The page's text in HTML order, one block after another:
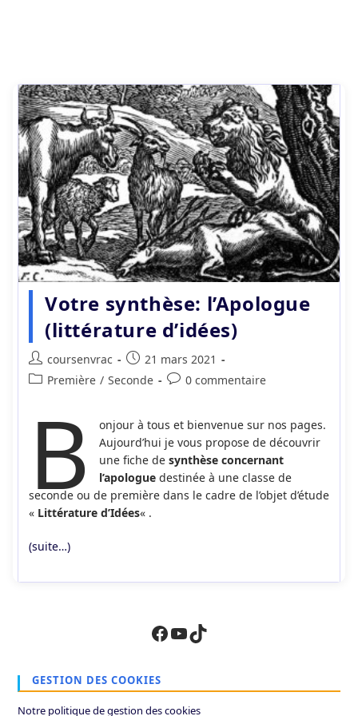
Votre synthèse: l’Apologue
(littérature d’idées)
Auteur/autrice
de
coursenvrac
Publication
publiée :
21 mars 2021
PostPremière / Seconde
Commentaires
publication :
0 commentaire
B
onjour à tous et bienvenue sur nos pages.
Aujourd’hui je vous propose de découvrir
une fiche de synthèse concernant
l’apologuedestinée à une classe de
seconde ou de première dans le cadre de l’objet d’étude
« Littérature d’Idées« .
(suite…)
Facebook
YouTube
TikTok
GESTION DES COOKIES
Notre politique de gestion des cookies